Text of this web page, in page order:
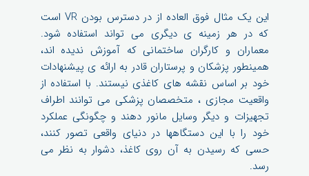
این یک مثال فوق العاده از در دسترس بودن VR است
که در هر زمینه ی دیگری می تواند استفاده شود.
معماران و کارگران ساختمانی که آموزش ندیده اند،
همینطور پزشکان و پرستاران قادر به ارائه ی پیشنهادات
خود بر اساس نقشه های کاغذی نیستند. با استفاده از
واقعیت مجازی ، متخصصان پزشکی می توانند اطراف
تجهیزات و دیگر وسایل مانور دهند و چگونگی عملکرد
خود را با این دستگاهها در دنیای واقعی تصور کنند،
حسی که رسیدن به آن روی کاغذ، دشوار به نظر می
رسد.